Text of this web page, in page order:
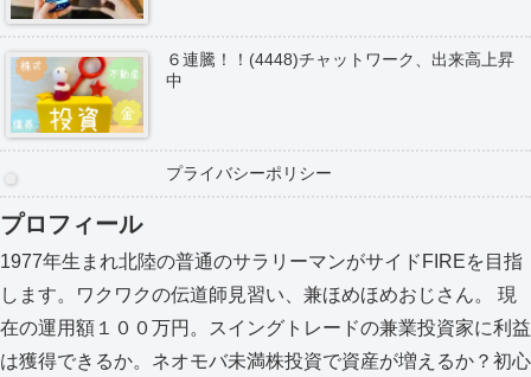
６連騰！！(4448)チャットワーク、出来高上昇
中
プライバシーポリシー
プロフィール
1977年生まれ北陸の普通のサラリーマンがサイドFIREを目指
します。ワクワクの伝道師見習い、兼ほめほめおじさん。 現
在の運用額１００万円。スイングトレードの兼業投資家に利益
は獲得できるか。ネオモバ未満株投資で資産が増えるか？初心